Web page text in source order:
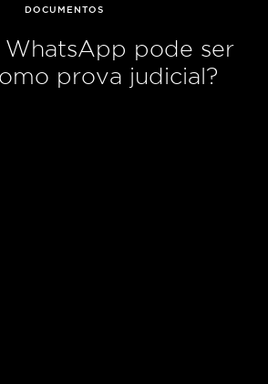
DOCUMENTOS
pode ser
prova judicial?